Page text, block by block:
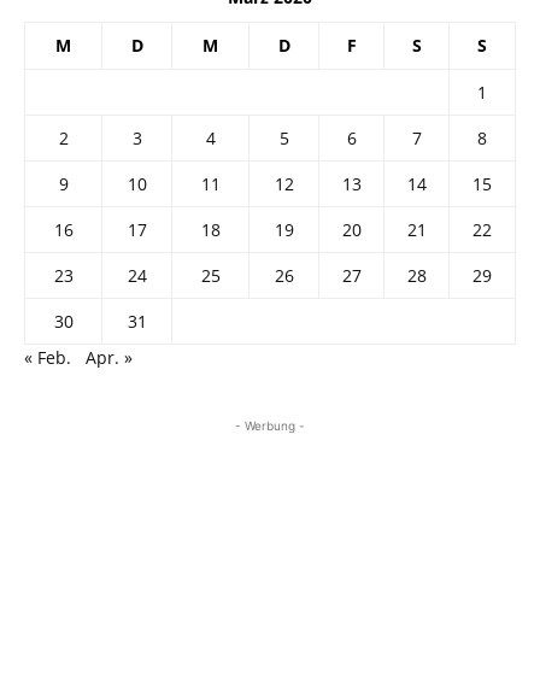
M D M D F S S
1
2
3 4 5 6 7
8
9
10 11 12 13 14
15
16
17 18 19 20 21
22
23
24 25 26 27 28
29
30
31
« Feb.
Apr. »
- Werbung -